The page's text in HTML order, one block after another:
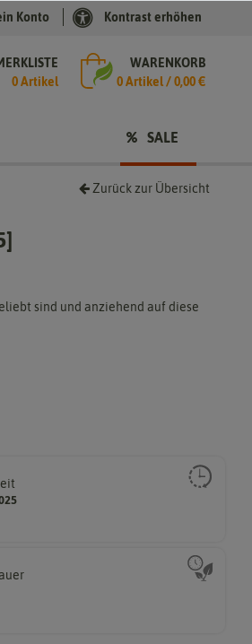
Konto Kontrast erhöhen
0 Artikel
WARENKORB
0Artikel /0,00 €
SALE
Zurück zur Übersicht
sind und anziehend auf diese
zu dem das Saat- und Pflanzgut sehr
sollte.
kategorisiert in: einjährig,
oder mehrjährig.